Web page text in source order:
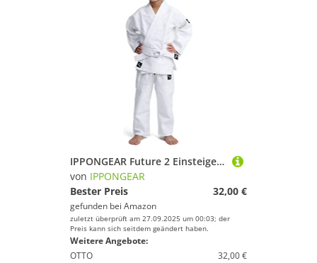
IPPONGEAR Future 2 Einsteiger & Kinder Judoanzug Kampfsport Anzug inkl Gürtel (Ausrüster der deutschen Nationalmannschaft, Gummizug & Schnürbund an der Hose, 335gr/m² Stoffdichte) weiß
von IPPONGEAR
Bester Preis
32,00 €
gefunden bei Amazon
zuletzt überprüft am 27.09.2025 um 00:03; der
Preis kann sich seitdem geändert haben.
Weitere Angebote:
OTTO
32,00 €